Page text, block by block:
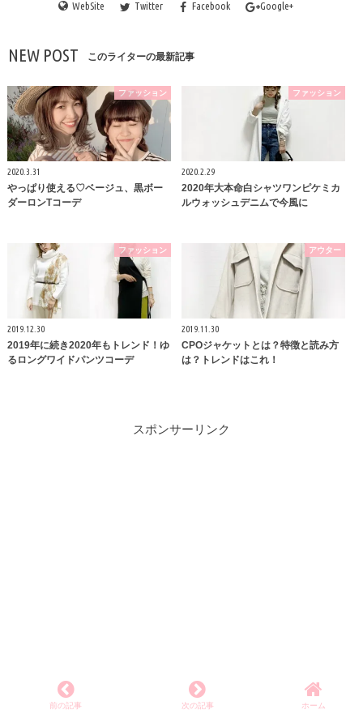
WebSite Twitter Facebook Google+
NEW POST このライターの最新記事
ファッション
2020.3.31
やっぱり使える♡ベージュ、黒ボー
ダーロンTコーデ
ファッション
2020.2.29
2020年大本命白シャツワンピケミカ
ルウォッシュデニムで今風に
ファッション
2019.12.30
2019年に続き2020年もトレンド！ゆ
るロングワイドパンツコーデ
アウター
2019.11.30
CPOジャケットとは？特徴と読み方
は？トレンドはこれ！
スポンサーリンク
前の記事 次の記事 ホーム